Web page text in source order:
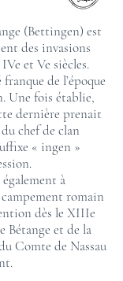
(Bettingen) est
des invasions
et Ve siècles.
de l’époque
Une fois établie,
dernière prenait
chef de clan
« ingen »
à
campement romain
dès le XIIIe
Bétange et de la
Comte de Nassau